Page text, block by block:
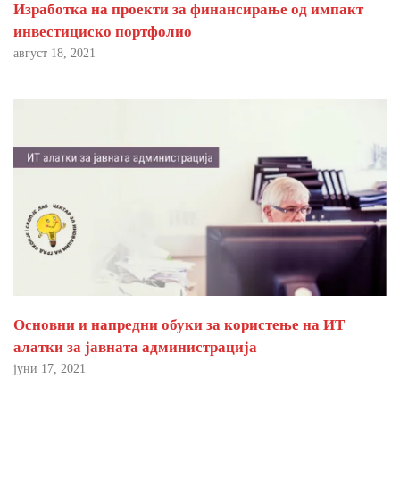
Изработка на проекти за финансирање од импакт
инвестициско портфолио
август 18, 2021
Основни и напредни обуки за користење на ИТ
алатки за јавната администрација
јуни 17, 2021